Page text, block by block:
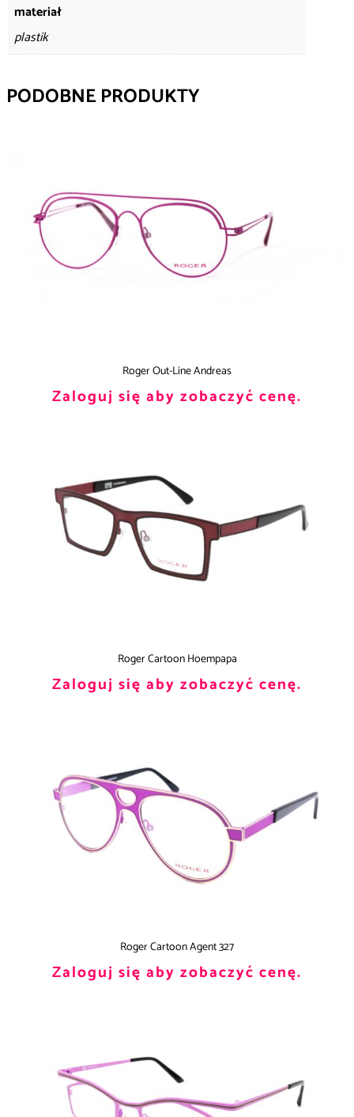
materiał
plastik
PODOBNE PRODUKTY
Roger Out-Line Andreas
Zaloguj się aby zobaczyć cenę.
Roger Cartoon Hoempapa
Zaloguj się aby zobaczyć cenę.
Roger Cartoon Agent 327
Zaloguj się aby zobaczyć cenę.